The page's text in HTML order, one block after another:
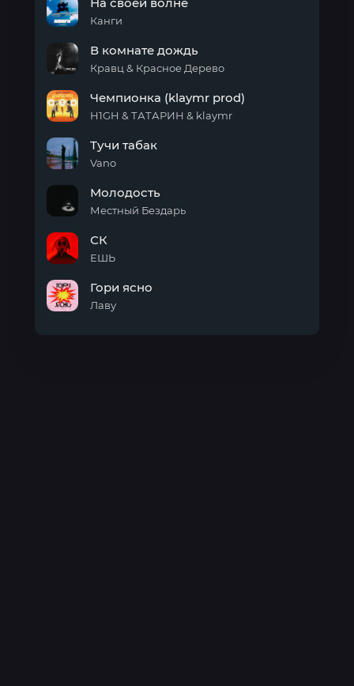
танцует
своей
волне
Канги
комнате
дождь
В комнате дождь
Кравц & Красное Дерево
(klaymr
prod)
Чемпионка (klaymr prod)
H1GH & ТАТАРИН & klaymr
табак
Тучи табак
Vano
Молодость
Местный Бездарь
СК
ЕШЬ
Гори ясно
Лаву